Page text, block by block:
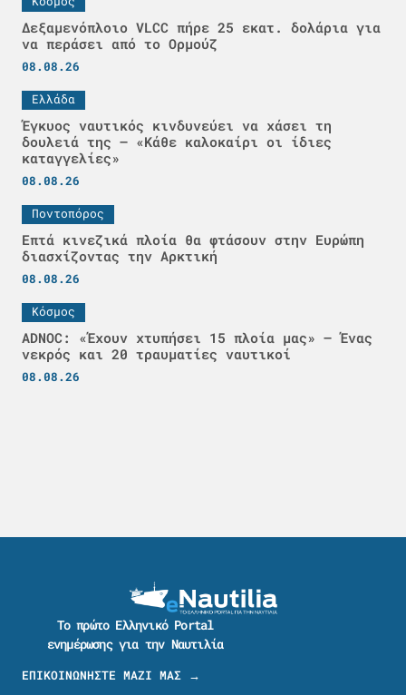
Δεξαμενόπλοιο VLCC πήρε 25 εκατ. δολάρια για
να περάσει από το Ορμούζ
08.08.26
Ελλάδα
Έγκυος ναυτικός κινδυνεύει να χάσει τη
δουλειά της – «Κάθε καλοκαίρι οι ίδιες
καταγγελίες»
08.08.26
Ποντοπόρος
Επτά κινεζικά πλοία θα φτάσουν στην Ευρώπη
διασχίζοντας την Αρκτική
08.08.26
Κόσμος
ADNOC: «Έχουν χτυπήσει 15 πλοία μας» – Ένας
νεκρός και 20 τραυματίες ναυτικοί
08.08.26
Το πρώτο Ελληνικό Portal
ενημέρωσης για την Ναυτιλία
ΕΠΙΚΟΙΝΩΝΗΣΤΕ ΜΑΖΙ ΜΑΣ →